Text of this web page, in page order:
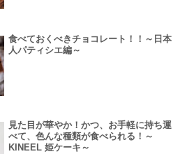
食べておくべきチョコレート！！～日本
人パティシエ編～
見た目が華やか！かつ、お手軽に持ち運
べて、色んな種類が食べられる！～
KINEEL 姫ケーキ～